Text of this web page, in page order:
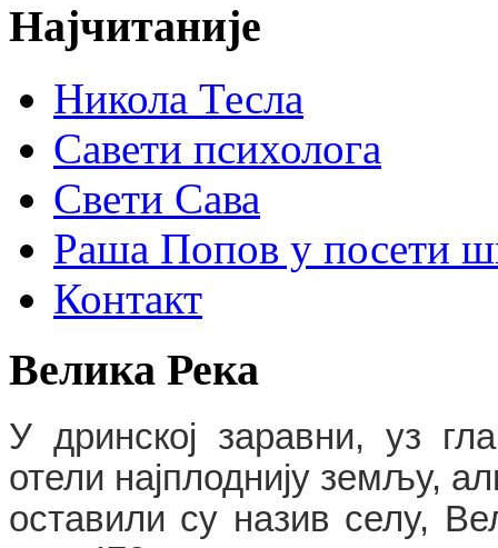
Најчитаније
Никола Тесла
Савети психолога
Свети Сава
Раша Попов у посети
Контакт
Велика Река
У дринској заравни, уз
отели најплоднију земљу,
оставили су назив селу,